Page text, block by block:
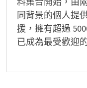
同背景的個人提
援，擁有超過
已成為最受歡迎